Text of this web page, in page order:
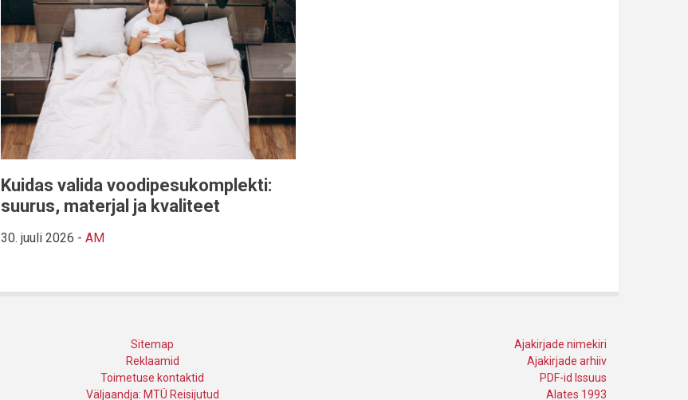
Kuidas valida voodipesukomplekti:
suurus, materjal ja kvaliteet
30. juuli 2026 - AM
Sitemap
Reklaamid
Toimetuse kontaktid
Väljaandja: MTÜ Reisijutud
Ajakirjade nimekiri
Ajakirjade arhiiv
PDF-id Issuus
Alates 1993